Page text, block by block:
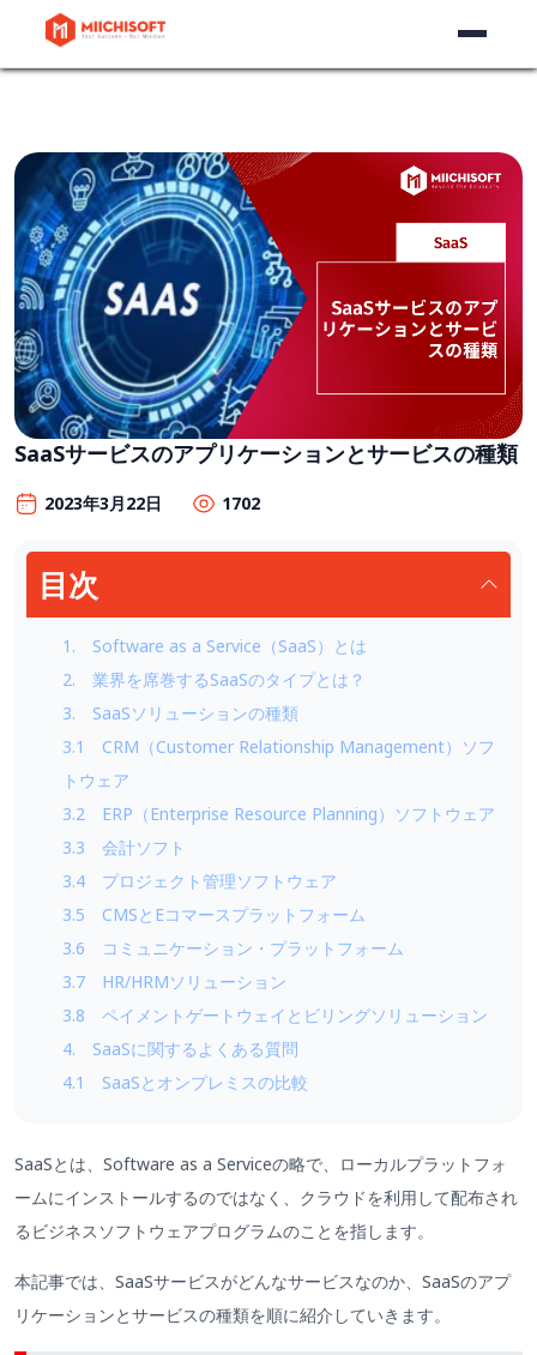
SaaSサービスのアプリケーションとサービスの種類
2023年3月22日 1702
目次
1. Software as a Service（SaaS）とは
2. 業界を席巻するSaaSのタイプとは？
3. SaaSソリューションの種類
3.1 CRM（Customer Relationship Management）ソフ
トウェア
3.2 ERP（Enterprise Resource Planning）ソフトウェア
3.3 会計ソフト
3.4 プロジェクト管理ソフトウェア
3.5 CMSとEコマースプラットフォーム
3.6 コミュニケーション・プラットフォーム
3.7 HR/HRMソリューション
3.8 ペイメントゲートウェイとビリングソリューション
4. SaaSに関するよくある質問
4.1 SaaSとオンプレミスの比較
SaaSとは、Software as a Serviceの略で、ローカルプラットフォ
ームにインストールするのではなく、クラウドを利用して配布され
るビジネスソフトウェアプログラムのことを指します。
本記事では、SaaSサービスがどんなサービスなのか、SaaSのアプ
リケーションとサービスの種類を順に紹介していきます。